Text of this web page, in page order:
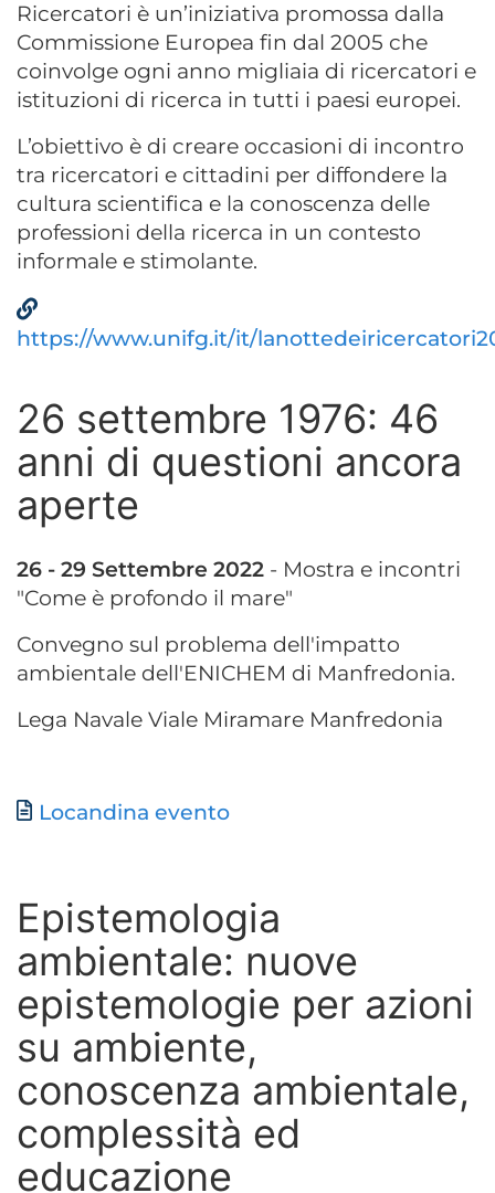
Ricercatori è un’iniziativa promossa dalla
Commissione Europea fin dal 2005 che
coinvolge ogni anno migliaia di ricercatori e
istituzioni di ricerca in tutti i paesi europei.
L’obiettivo è di creare occasioni di incontro
tra ricercatori e cittadini per diffondere la
cultura scientifica e la conoscenza delle
professioni della ricerca in un contesto
informale e stimolante.
https://www.unifg.it/it/
26 settembre 1976: 46
anni di questioni ancora
aperte
26 - 29 Settembre 2022 - Mostra e incontri
"Come è profondo il mare"
Convegno sul problema dell'impatto
ambientale dell'ENICHEM di Manfredonia.
Lega Navale Viale Miramare Manfredonia
Documento
Locandina evento
Epistemologia
ambientale: nuove
epistemologie per azioni
su ambiente,
conoscenza ambientale,
complessità ed
educazione